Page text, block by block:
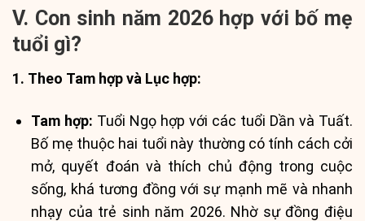
V. Con sinh năm 2026 hợp với bố mẹ
tuổi gì?
1. Theo Tam hợp và Lục hợp:
Tam hợp: Tuổi Ngọ hợp với các tuổi Dần và Tuất.
Bố mẹ thuộc hai tuổi này thường có tính cách cởi
mở, quyết đoán và thích chủ động trong cuộc
sống, khá tương đồng với sự mạnh mẽ và nhanh
nhạy của trẻ sinh năm 2026. Nhờ sự đồng điệu